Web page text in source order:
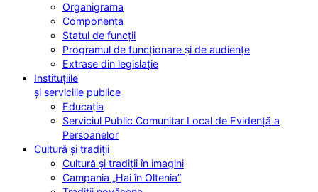
Organigrama
Componența
Statul de funcții
Programul de funcționare și de audiențe
Extrase din legislație
Instituțiile
și serviciile publice
Educația
Serviciul Public Comunitar Local de Evidență a
Persoanelor
Cultură și tradiții
Cultură și tradiții în imagini
Campania „Hai în Oltenia”